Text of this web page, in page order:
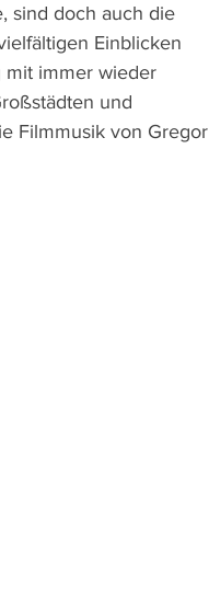
sind doch auch die
Einblicken
mit immer wieder
und
Filmmusik von Gregor